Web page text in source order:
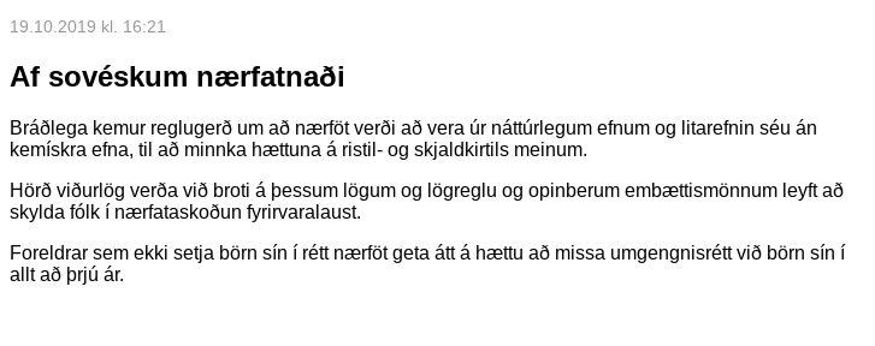
19.10.2019 kl. 16:21
Af sovéskum nærfatnaði
Bráðlega kemur reglugerð um að nærföt verði að vera úr náttúrlegum efnum og litarefnin séu án
kemískra efna, til að minnka hættuna á ristil- og skjaldkirtils meinum.
Hörð viðurlög verða við broti á þessum lögum og lögreglu og opinberum embættismönnum leyft að
skylda fólk í nærfataskoðun fyrirvaralaust.
Foreldrar sem ekki setja börn sín í rétt nærföt geta átt á hættu að missa umgengnisrétt við börn sín í
allt að þrjú ár.